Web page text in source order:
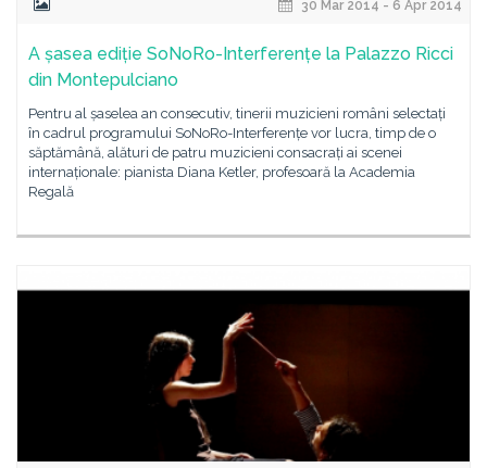
30 Mar 2014 - 6 Apr 2014
A șasea ediție SoNoRo-Interferențe la Palazzo Ricci
din Montepulciano
Pentru al șaselea an consecutiv, tinerii muzicieni români selectați
în cadrul programului SoNoRo-Interferențe vor lucra, timp de o
săptămână, alături de patru muzicieni consacrați ai scenei
internaționale: pianista Diana Ketler, profesoară la Academia
Regală